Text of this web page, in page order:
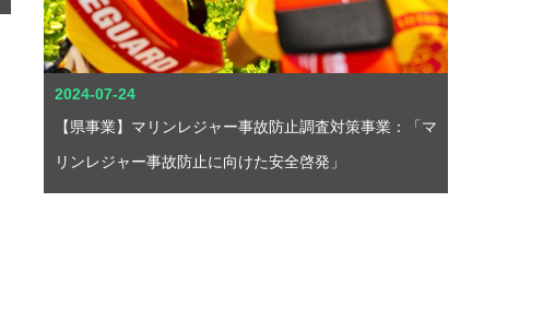
2024-07-24
【県事業】マリンレジャー事故防止調査対策事業：「マ
リンレジャー事故防止に向けた安全啓発」